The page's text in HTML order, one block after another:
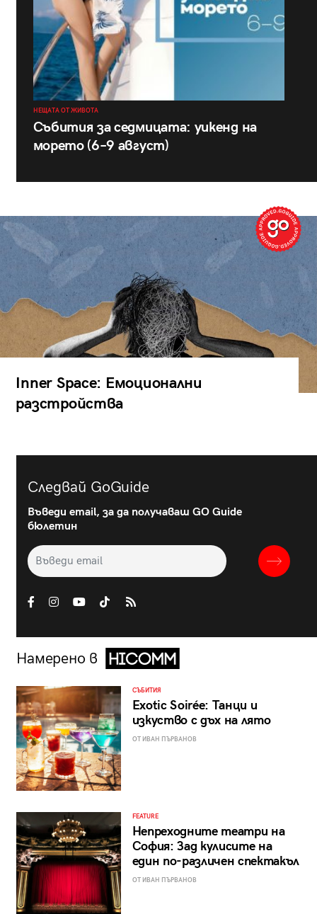
НЕЩАТА ОТ ЖИВОТА
Събития за седмицата: уикенд на
морето (6–9 август)
Inner Space: Емоционални
разстройства
Следвай GoGuide
Въведи email, за да получаваш GO Guide
бюлетин
Намерено в
СЪБИТИЯ
Exotic Soirée: Танци и
изкуство с дъх на лято
ОТ ИВАН ПЪРВАНОВ
FEATURE
Непреходните театри на
София: Зад кулисите на
един по-различен спектакъл
ОТ ИВАН ПЪРВАНОВ